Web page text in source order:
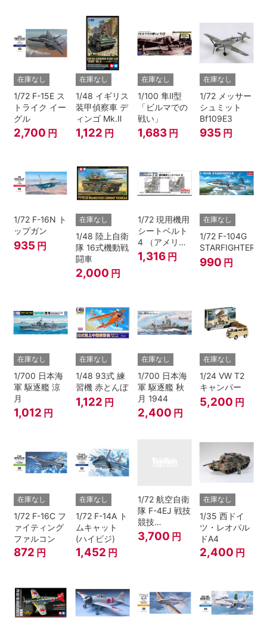
在庫なし
1/72 F-15E ス
トライク イー
グル
2,700 円
在庫なし
1/48 イギリス
装甲偵察車 デ
ィンゴ Mk.Ⅱ
1,122 円
在庫なし
1/100 隼Ⅱ型
「ビルマでの
戦い」
1,683 円
在庫なし
1/72 メッサー
シュミット
Bf109E3
935 円
1/72 F-16N ト
ップガン
935 円
在庫なし
1/48 陸上自衛
隊 16式機動戦
闘車
2,000 円
1/72 現用機用
シートベルト
4 （アメリカ
海/空軍 F-4・
F-8ほか）
1,316 円
在庫なし
1/72 F-104G
STARFIGHTER
990 円
在庫なし
1/700 日本海
軍 駆逐艦 涼
月
1,012 円
在庫なし
1/48 93式 練
習機 赤とんぼ
1,122 円
在庫なし
1/700 日本海
軍 駆逐艦 秋
月 1944
2,400 円
在庫なし
1/24 VW T2
キャンパー
5,200 円
在庫なし
1/72 F-16C フ
ァイティング
ファルコン
872 円
在庫なし
1/72 F-14A ト
ムキャット
(ハイビジ)
1,452 円
1/72 航空自衛
隊 F-4EJ 戦技
競技
会’82(306th
SQ)
3,700 円
在庫なし
1/35 西ドイ
ツ・レオパル
ドA4
2,400 円